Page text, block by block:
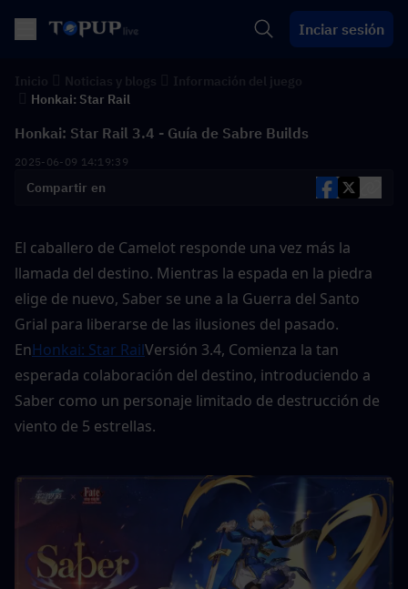
Inciar sesión
Honkai: Star Rail
Honkai: Star Rail 3.4 - Guía de Sabre Builds
2025-06-09 14:19:39
Compartir en
El caballero de Camelot responde una vez más la
llamada del destino. Mientras la espada en la piedra
elige de nuevo, Saber se une a la Guerra del Santo
Grial para liberarse de las ilusiones del pasado.
EnHonkai: Star RailVersión 3.4, Comienza la tan
esperada colaboración del destino, introduciendo a
Saber como un personaje limitado de destrucción de
viento de 5 estrellas.